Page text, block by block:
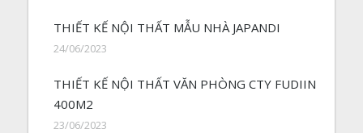
THIẾT KẾ NỘI THẤT MẪU NHÀ JAPANDI
24/06/2023
THIẾT KẾ NỘI THẤT VĂN PHÒNG CTY FUDIIN
400M2
23/06/2023